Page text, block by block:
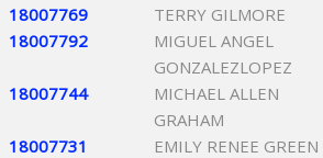
18007769
TERRY GILMORE
18007792
MIGUEL ANGEL
GONZALEZLOPEZ
18007744
MICHAEL ALLEN
GRAHAM
18007731 EMILY RENEE GREEN